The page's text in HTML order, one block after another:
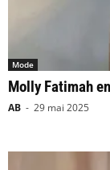
Mode
Molly Fatimah
AB - 29 mai 2025